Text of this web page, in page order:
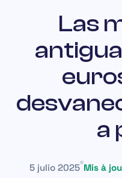
Las
a
5 julio 2025 Mis à